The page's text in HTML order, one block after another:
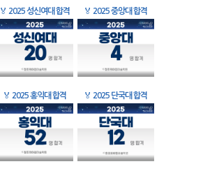
🏅 2025 성신여대 합격 🏅 2025 중앙대 합격
🏅 2025 홍익대 합격 🏅 2025 단국대 합격